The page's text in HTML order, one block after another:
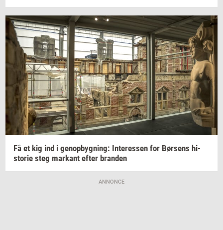
Få et kig ind i genop­byg­ning: In­ter­es­sen for Bør­sens hi­
sto­rie steg mar­kant efter bran­den
ANNONCE